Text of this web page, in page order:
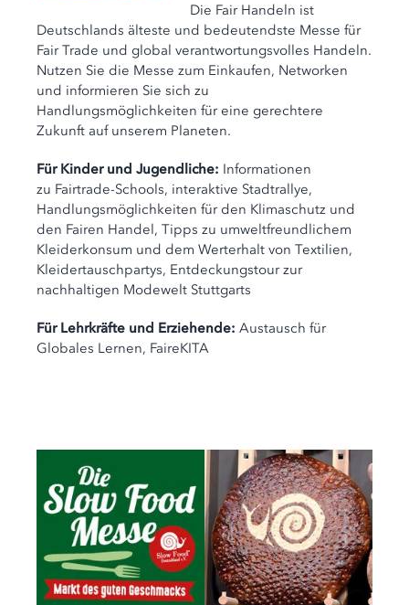
Die Fair Handeln ist
Deutschlands älteste und bedeutendste Messe für
Fair Trade und global verantwortungsvolles Handeln.
Nutzen Sie die Messe zum Einkaufen, Networken
und informieren Sie sich zu
Handlungsmöglichkeiten für eine gerechtere
Zukunft auf unserem Planeten.
Für Kinder und Jugendliche: Informationen
zu Fairtrade-Schools, interaktive Stadtrallye,
Handlungsmöglichkeiten für den Klimaschutz und
den Fairen Handel, Tipps zu umweltfreundlichem
Kleiderkonsum und dem Werterhalt von Textilien,
Kleidertauschpartys, Entdeckungstour zur
nachhaltigen Modewelt Stuttgarts
Für Lehrkräfte und Erziehende: Austausch für
Globales Lernen, FaireKITA